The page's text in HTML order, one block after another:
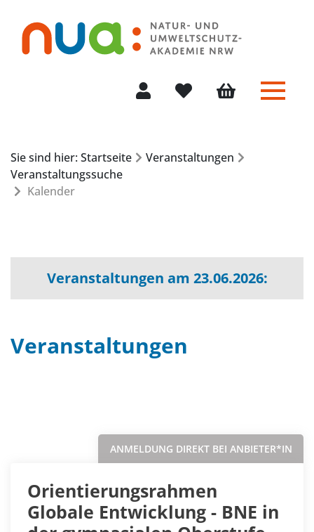
Menü
Sie sind hier: Startseite
Veranstaltungen
Veranstaltungssuche
Kalender
Veranstaltungen am 23.06.2026:
Veranstaltungen
ANMELDUNG DIREKT BEI ANBIETER*IN
Orientierungsrahmen
Globale Entwicklung - BNE in